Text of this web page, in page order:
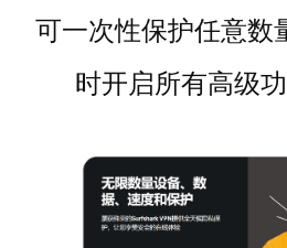
可一次性保护任意数
时开启所有高级